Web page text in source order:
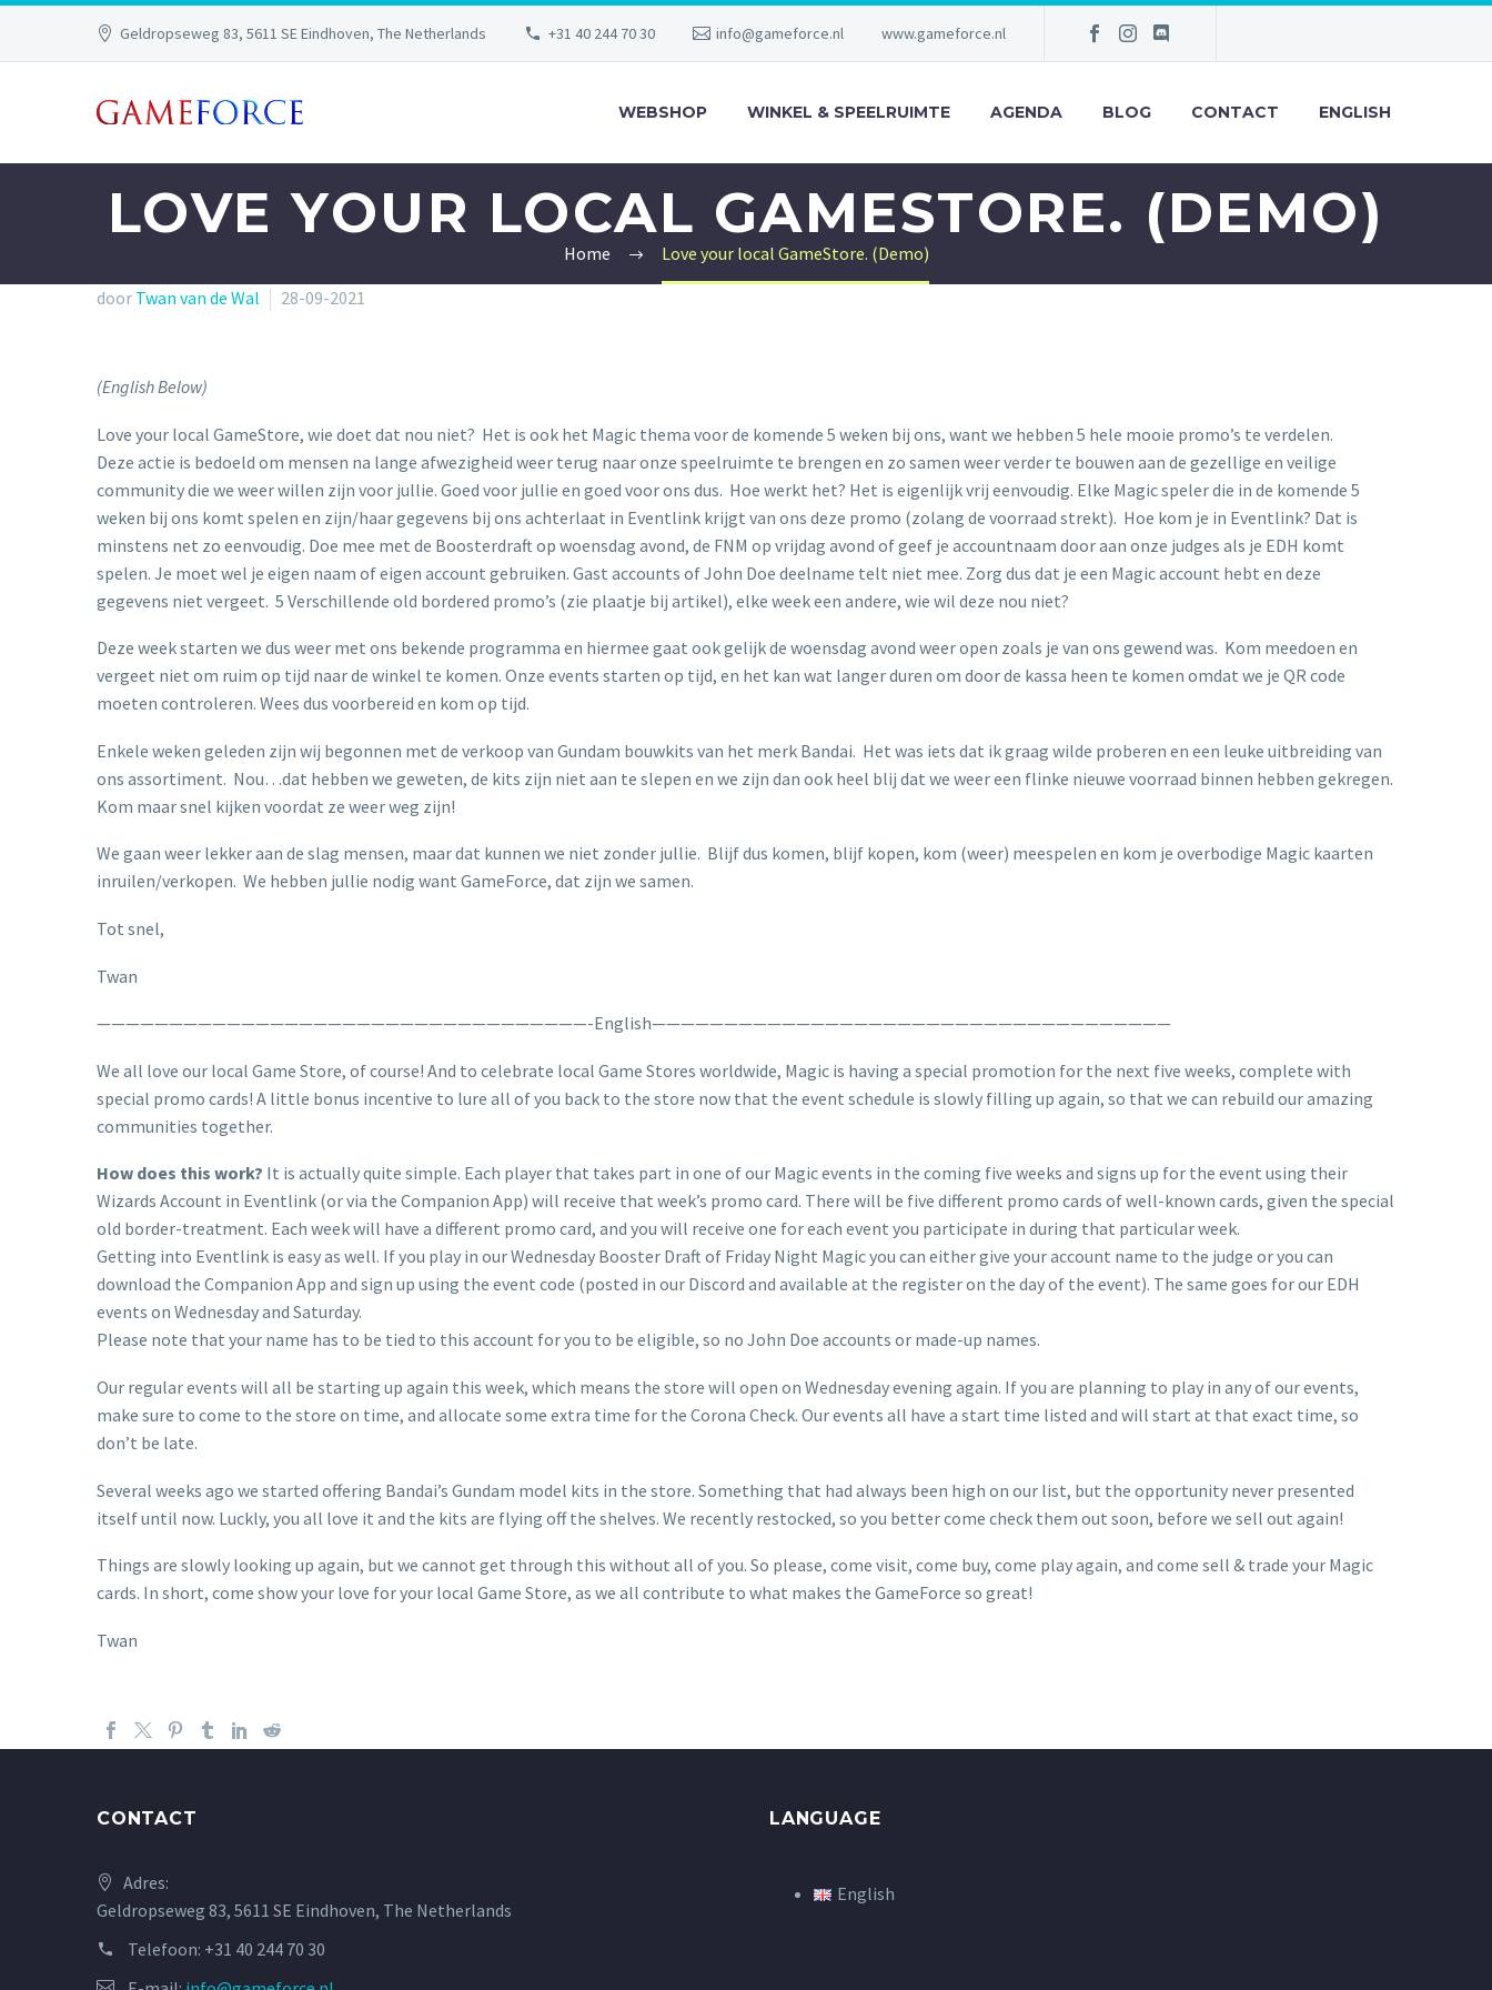
Geldropseweg 83, 5611 SE Eindhoven, The Netherlands +31 40 244 70 30 info@gameforce.nl www.gameforce.nl
WEBSHOP WINKEL & SPEELRUIMTE AGENDA BLOG CONTACT ENGLISH
LOVE YOUR LOCAL GAMESTORE. (DEMO)
Home
Love your local GameStore. (Demo)
door Twan van de Wal 28-09-2021
(English Below)
Love your local GameStore, wie doet dat nou niet? Het is ook het Magic thema voor de komende 5 weken bij ons, want we hebben 5 hele mooie promo’s te verdelen.
Deze actie is bedoeld om mensen na lange afwezigheid weer terug naar onze speelruimte te brengen en zo samen weer verder te bouwen aan de gezellige en veilige
community die we weer willen zijn voor jullie. Goed voor jullie en goed voor ons dus. Hoe werkt het? Het is eigenlijk vrij eenvoudig. Elke Magic speler die in de komende 5
weken bij ons komt spelen en zijn/haar gegevens bij ons achterlaat in Eventlink krijgt van ons deze promo (zolang de voorraad strekt). Hoe kom je in Eventlink? Dat is
minstens net zo eenvoudig. Doe mee met de Boosterdraft op woensdag avond, de FNM op vrijdag avond of geef je accountnaam door aan onze judges als je EDH komt
spelen. Je moet wel je eigen naam of eigen account gebruiken. Gast accounts of John Doe deelname telt niet mee. Zorg dus dat je een Magic account hebt en deze
gegevens niet vergeet. 5 Verschillende old bordered promo’s (zie plaatje bij artikel), elke week een andere, wie wil deze nou niet?
Deze week starten we dus weer met ons bekende programma en hiermee gaat ook gelijk de woensdag avond weer open zoals je van ons gewend was. Kom meedoen en
vergeet niet om ruim op tijd naar de winkel te komen. Onze events starten op tijd, en het kan wat langer duren om door de kassa heen te komen omdat we je QR code
moeten controleren. Wees dus voorbereid en kom op tijd.
Enkele weken geleden zijn wij begonnen met de verkoop van Gundam bouwkits van het merk Bandai. Het was iets dat ik graag wilde proberen en een leuke uitbreiding van
ons assortiment. Nou…dat hebben we geweten, de kits zijn niet aan te slepen en we zijn dan ook heel blij dat we weer een flinke nieuwe voorraad binnen hebben gekregen.
Kom maar snel kijken voordat ze weer weg zijn!
We gaan weer lekker aan de slag mensen, maar dat kunnen we niet zonder jullie. Blijf dus komen, blijf kopen, kom (weer) meespelen en kom je overbodige Magic kaarten
inruilen/verkopen. We hebben jullie nodig want GameForce, dat zijn we samen.
Tot snel,
Twan
——————————————————————————————————-English————————————————————————————————————
We all love our local Game Store, of course! And to celebrate local Game Stores worldwide, Magic is having a special promotion for the next five weeks, complete with
special promo cards! A little bonus incentive to lure all of you back to the store now that the event schedule is slowly filling up again, so that we can rebuild our amazing
communities together.
How does this work? It is actually quite simple. Each player that takes part in one of our Magic events in the coming five weeks and signs up for the event using their
Wizards Account in Eventlink (or via the Companion App) will receive that week’s promo card. There will be five different promo cards of well-known cards, given the special
old border-treatment. Each week will have a different promo card, and you will receive one for each event you participate in during that particular week.
Getting into Eventlink is easy as well. If you play in our Wednesday Booster Draft of Friday Night Magic you can either give your account name to the judge or you can
download the Companion App and sign up using the event code (posted in our Discord and available at the register on the day of the event). The same goes for our EDH
events on Wednesday and Saturday.
Please note that your name has to be tied to this account for you to be eligible, so no John Doe accounts or made-up names.
Our regular events will all be starting up again this week, which means the store will open on Wednesday evening again. If you are planning to play in any of our events,
make sure to come to the store on time, and allocate some extra time for the Corona Check. Our events all have a start time listed and will start at that exact time, so
don’t be late.
Several weeks ago we started offering Bandai’s Gundam model kits in the store. Something that had always been high on our list, but the opportunity never presented
itself until now. Luckly, you all love it and the kits are flying off the shelves. We recently restocked, so you better come check them out soon, before we sell out again!
Things are slowly looking up again, but we cannot get through this without all of you. So please, come visit, come buy, come play again, and come sell & trade your Magic
cards. In short, come show your love for your local Game Store, as we all contribute to what makes the GameForce so great!
Twan
CONTACT
Adres:
Geldropseweg 83, 5611 SE Eindhoven, The Netherlands
Telefoon: +31 40 244 70 30
LANGUAGE
English